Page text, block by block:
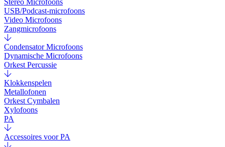
Stereo Microfoons
USB/Podcast-microfoons
Video Microfoons
Zangmicrofoons
Condensator Microfoons
Dynamische Microfoons
Orkest Percussie
Klokkenspelen
Metallofonen
Orkest Cymbalen
Xylofoons
PA
Accessoires voor PA